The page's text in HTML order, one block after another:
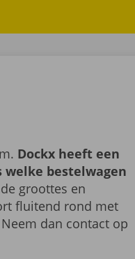
Dockx heeft een
bestelwagen
groottes en
fluitend rond met
dan contact op